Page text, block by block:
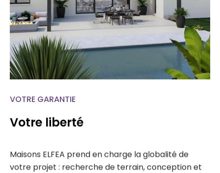
VOTRE GARANTIE
Votre liberté
votre projet : recherche de terrain, conception et
réalisation des plans dans le respect des normes